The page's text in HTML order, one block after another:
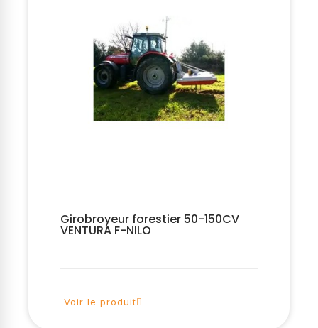
Girobroyeur forestier 50-150CV
VENTURA F-NILO
Voir le produit